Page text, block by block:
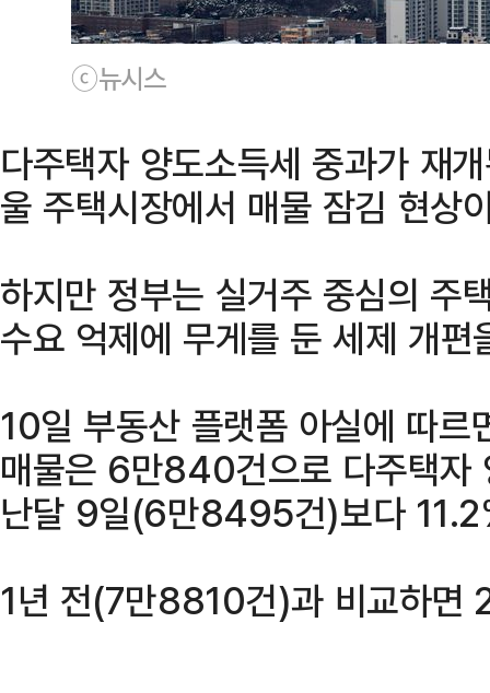
ⓒ뉴시스
다주택자 양도소득세 중과가 재
울 주택시장에서 매물 잠김 현상
하지만 정부는 실거주 중심의 주
수요 억제에 무게를 둔 세제 개
10일 부동산 플랫폼 아실에 따
매물은 6만840건으로 다주택자
난달 9일(6만8495건)보다
1년 전(7만8810건)과 비교하면